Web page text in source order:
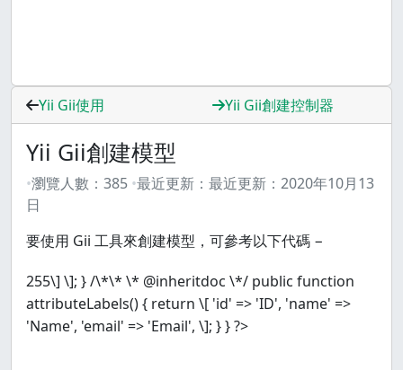
Yii Gii使用 Yii Gii創建控制器
Yii Gii創建模型
瀏覽人數： 385 最近更新： 最近更新： 2020年10月13
日
要使用 Gii 工具來創建模型，可參考以下代碼 −
255\] \]; } /\*\* \* @inheritdoc \*/ public function
attributeLabels() { return \[ 'id' => 'ID', 'name' =>
'Name', 'email' => 'Email', \]; } } ?>